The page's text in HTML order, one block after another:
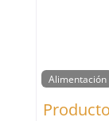
Alimentación